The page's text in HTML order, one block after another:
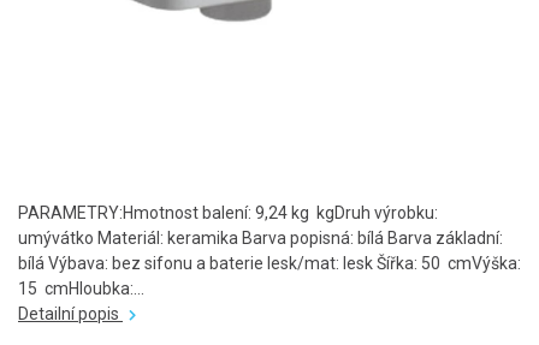
PARAMETRY:Hmotnost balení: 9,24 kg kgDruh výrobku:
umývátko Materiál: keramika Barva popisná: bílá Barva základní:
bílá Výbava: bez sifonu a baterie lesk/mat: lesk Šířka: 50 cmVýška:
15 cmHloubka:...
Detailní popis